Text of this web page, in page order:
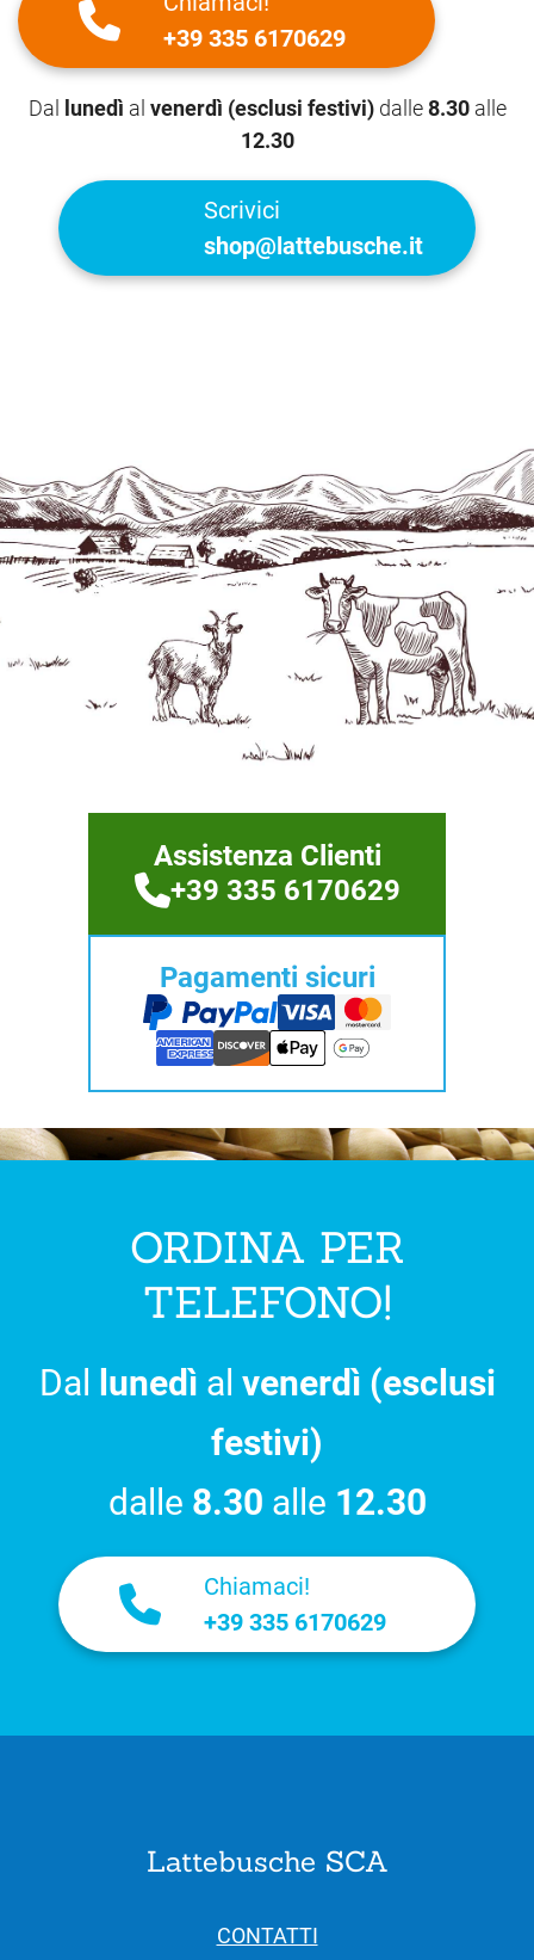
+39 335 6170629
Dal lunedì al venerdì (esclusi festivi) dalle8.30alle
12.30
Scrivici
shop@lattebusche.it
Assistenza Clienti
+39 335 6170629
Pagamenti sicuri
ORDINA PER
TELEFONO!
Dal lunedì al venerdì (esclusi
festivi)
dalle 8.30 alle 12.30
Chiamaci!
+39 335 6170629
Lattebusche SCA
CONTATTI